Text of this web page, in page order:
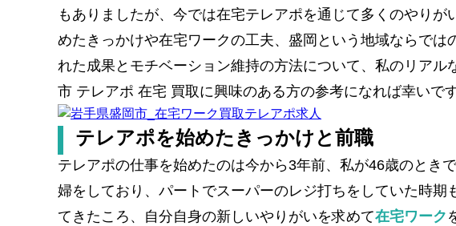
もありましたが、今では在宅テレアポを通じて多くのやり
めたきっかけや在宅ワークの工夫、盛岡という地域ならで
れた成果とモチベーション維持の方法について、私のリア
市 テレアポ 在宅 買取に興味のある方の参考になれば幸いです
テレアポを始めたきっかけと前職
テレアポの仕事を始めたのは今から3年前、私が46歳のとき
婦をしており、パートでスーパーのレジ打ちをしていた時
てきたころ、自分自身の新しいやりがいを求めて在宅ワーク